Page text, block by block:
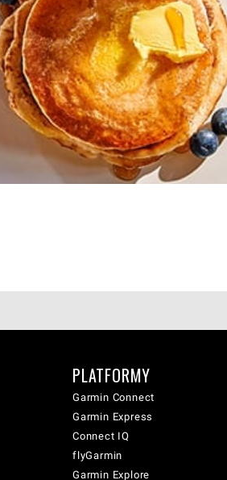
PLATFORMY
Garmin Connect
Garmin Express
Connect IQ
flyGarmin
Garmin Explore